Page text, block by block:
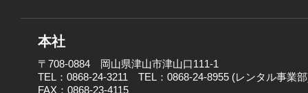
本社
〒708-0884 岡山県津山市津山口111-1
TEL：0868-24-3211 TEL：0868-24-8955 (レンタル事業
FAX：0868-23-4115